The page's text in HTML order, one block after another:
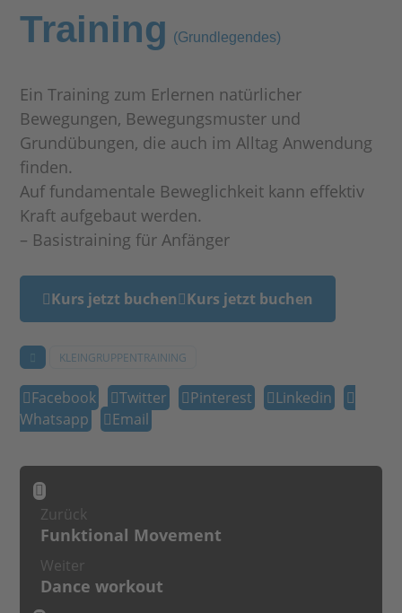
Training (Grundlegendes)
Ein Training zum Erlernen natürlicher
Bewegungen, Bewegungsmuster und
Grundübungen, die auch im Alltag Anwendung
finden.
Auf fundamentale Beweglichkeit kann effektiv
Kraft aufgebaut werden.
– Basistraining für Anfänger
Kurs jetzt buchen Kurs jetzt buchen
KLEINGRUPPENTRAINING
Facebook Twitter Pinterest
Linkedin
Whatsapp
Email
Zurück
Funktional Movement
Weiter
Dance workout